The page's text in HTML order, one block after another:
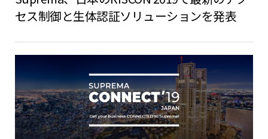
セス制御と生体認証ソリューションを発表